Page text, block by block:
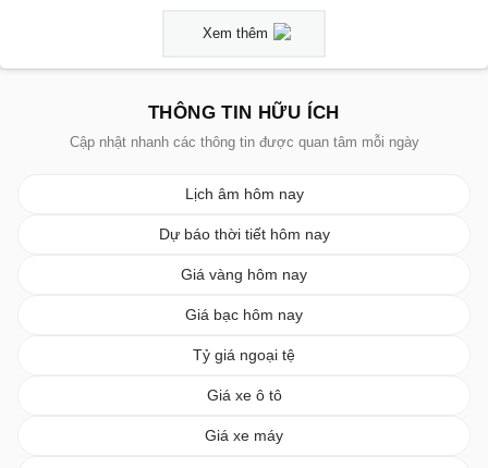
Xem thêm
THÔNG TIN HỮU ÍCH
Cập nhật nhanh các thông tin được quan tâm mỗi ngày
Lịch âm hôm nay
Dự báo thời tiết hôm nay
Giá vàng hôm nay
Giá bạc hôm nay
Tỷ giá ngoại tệ
Giá xe ô tô
Giá xe máy